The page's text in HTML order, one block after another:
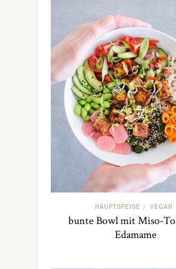
HAUPTSPEISE / VEGAN
bunte Bowl mit Miso-
Edamame